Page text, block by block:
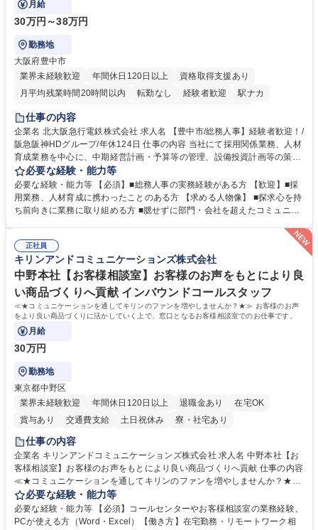
月給
30万円～38万円
勤務地
大阪府豊中市
業界未経験歓迎
年間休日120日以上
資格取得支援あり
月平均残業時間20時間以内
転勤なし 経験者歓迎
駅ナカ
退職金あり
土日祝休み
服装自由 昼食補助あり 食事補助あり
仕事の内容
企業名 北大阪急行電鉄株式会社 求人名 【豊中市/総務人事】経験者歓迎！/
阪急阪神HDグループ/年休124日 仕事の内容 当社にて採用関係業務、人材
育成業務を中心に、中期経営計画・予算等の管理、設備投資計画等の策
定、さらに社内の重要会議の運営等、経営の根幹となる幅広い総務人事業
務全般を担当していただきます。 【主な業務内容】 ■採用関係業務および
人材育成(社員研修)業務の推進 ■中期経営計画および予算等の管理 ■設備
投資計画等の策定 ■社内の重要会議の運営 ■その他総務人事業務全般 【入
務人事】経験者歓迎！/阪急阪神HDグループ/年休124日
必要な経験・能力等
必要な経験・能力等 【必須】■総務人事の実務経験がある方 【歓迎】■採
用業務、人材育成に携わったことのある方 【求める人物像】 ■探求心を持
ち前向きに業務に取り組める方 ■臆せずに部門・会社を超えたコミュニケ
る当社で組織の次代を担うネクスト人材として長期的に成長したい方 ■周
囲のメンバーと協調しつつ主体性を持って能動的に業務を推進できる方 学
歴・資格 学歴：大学院 大学 高専 短大 専修学校 高校 語学力： 資格：
正社員
キリンアンドコミュニケーションズ株式会社
中野本社【お客様相談室】お客様のお声をもとにより良
い商品づくりへ貢献 インバウンドコールスタッフ
≪★コミュニケーションを通してキリンのファンを増やしませんか？★≫ お客様のお声
をより良い商品づくりに活かしていく上で、窓口となるお客様相談室でのお仕事です。
月給
30万円
勤務地
東京都中野区
業界未経験歓迎
年間休日120日以上 退職金あり
在宅OK
賞与あり
交通費支給 土日祝休み 寮・社宅あり
仕事の内容
企業名 キリンアンドコミュニケーションズ株式会社 求人名 中野本社【お
客様相談室】お客様のお声をもとにより良い商品づくりへ貢献 仕事の内容
≪★コミュニケーションを通してキリンのファンを増やしませんか？★≫
お客様のお声をより良い商品づくりに活かしていく上で、窓口となるお客
様相談室でのお仕事です。 日々お客様からいただくキリングループへのご
意見を、企業活動に活かしています。お客様からの声に迅速かつ誠意をも
必要な経験・能力等
必要な経験・能力等 【必須】コールセンターやお客様相談室の業務経験、
PCが使える方（Word・Excel）【働き方】在宅勤務・リモートワーク相